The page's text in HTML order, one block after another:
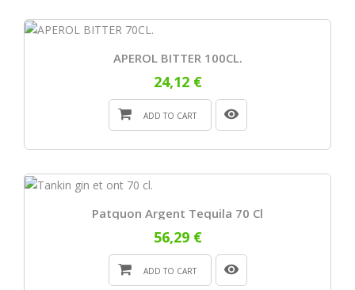
APEROL BITTER 100CL.
24,12 €
ADD TO CART
Patquon Argent Tequila 70 Cl
56,29 €
ADD TO CART